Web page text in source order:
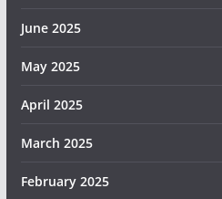
June 2025
May 2025
April 2025
March 2025
February 2025